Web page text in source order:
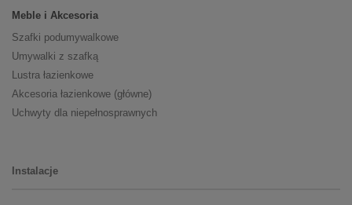
Meble i Akcesoria
Szafki podumywalkowe
Umywalki z szafką
Lustra łazienkowe
Akcesoria łazienkowe (główne)
Uchwyty dla niepełnosprawnych
Instalacje